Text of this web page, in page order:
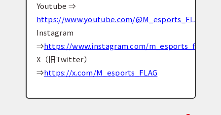
Youtube ⇒
https://www.youtube.com/@M_esports_FLAG
Instagram
⇒https://www.instagram.com/m_esports_flag
X（旧Twitter）
⇒https://x.com/M_esports_FLAG